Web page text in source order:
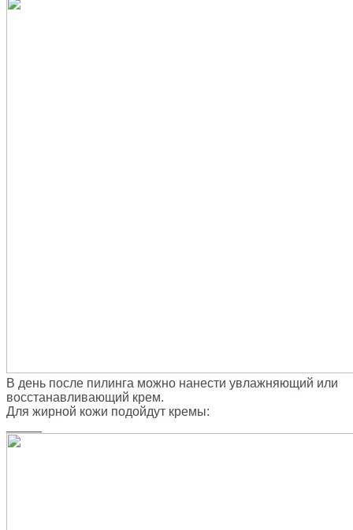
В день после пилинга можно нанести увлажняющий или
восстанавливающий крем.
Для жирной кожи подойдут кремы: